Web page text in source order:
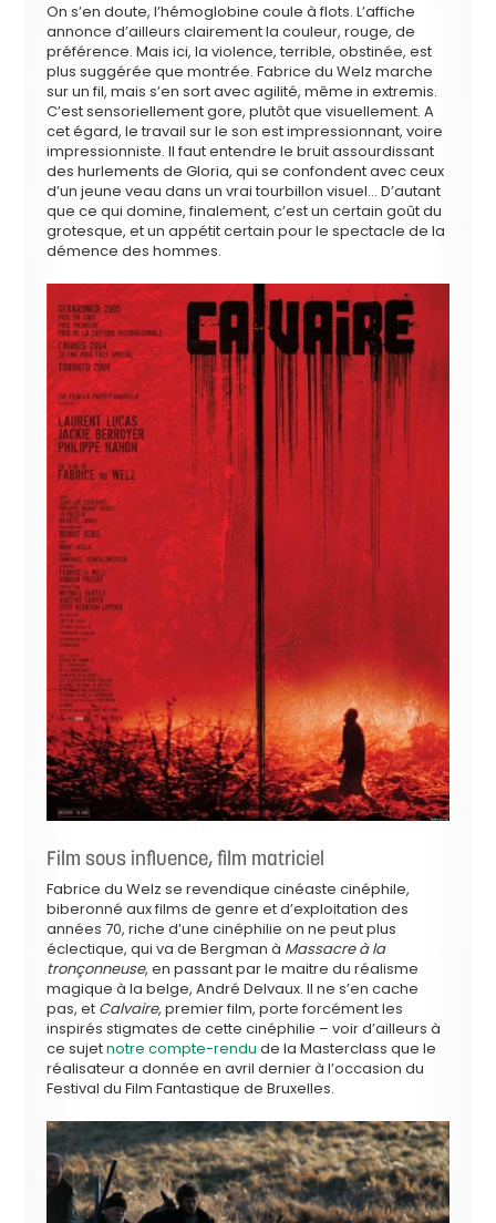
On s’en doute, l’hémoglobine coule à flots. L’affiche
annonce d’ailleurs clairement la couleur, rouge, de
préférence. Mais ici, la violence, terrible, obstinée, est
plus suggérée que montrée. Fabrice du Welz marche
sur un fil, mais s’en sort avec agilité, même in extremis.
C’est sensoriellement gore, plutôt que visuellement. A
cet égard, le travail sur le son est impressionnant, voire
impressionniste. Il faut entendre le bruit assourdissant
des hurlements de Gloria, qui se confondent avec ceux
d’un jeune veau dans un vrai tourbillon visuel… D’autant
que ce qui domine, finalement, c’est un certain goût du
grotesque, et un appétit certain pour le spectacle de la
démence des hommes.
Film sous influence, film matriciel
Fabrice du Welz se revendique cinéaste cinéphile,
biberonné aux films de genre et d’exploitation des
années 70, riche d’une cinéphilie on ne peut plus
éclectique, qui va de Bergman à Massacre à la
tronçonneuse, en passant par le maitre du réalisme
magique à la belge, André Delvaux. Il ne s’en cache
pas, et Calvaire, premier film, porte forcément les
inspirés stigmates de cette cinéphilie – voir d’ailleurs à
ce sujetnotre compte-rendu de la Masterclass que le
réalisateur a donnée en avril dernier à l’occasion du
Festival du Film Fantastique de Bruxelles.